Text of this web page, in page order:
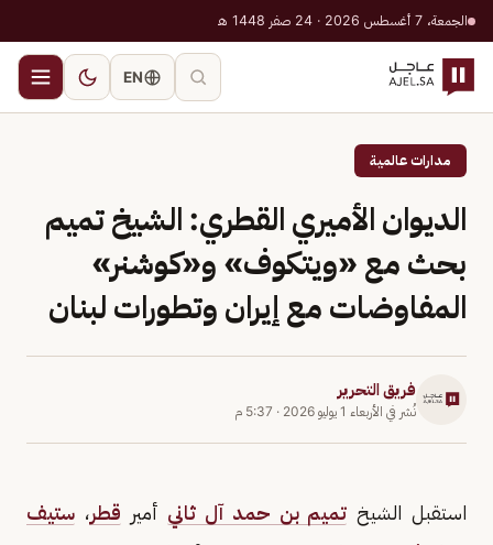
الجمعة، 7 أغسطس 2026 · 24 صفر 1448 هـ
EN
مدارات عالمية
الديوان الأميري القطري: الشيخ تميم
بحث مع «ويتكوف» و«كوشنر»
المفاوضات مع إيران وتطورات لبنان
فريق التحرير
نُشر في الأربعاء 1 يوليو 2026 · 5:37 م
استقبل الشيخ تميم بن حمد آل ثاني أمير قطر، ستيف